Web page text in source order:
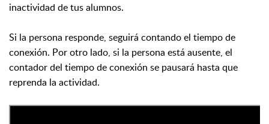
inactividad de tus alumnos.
Si la persona responde, seguirá contando el tiempo de
conexión. Por otro lado, si la persona está ausente, el
contador del tiempo de conexión se pausará hasta que
reprenda la actividad.